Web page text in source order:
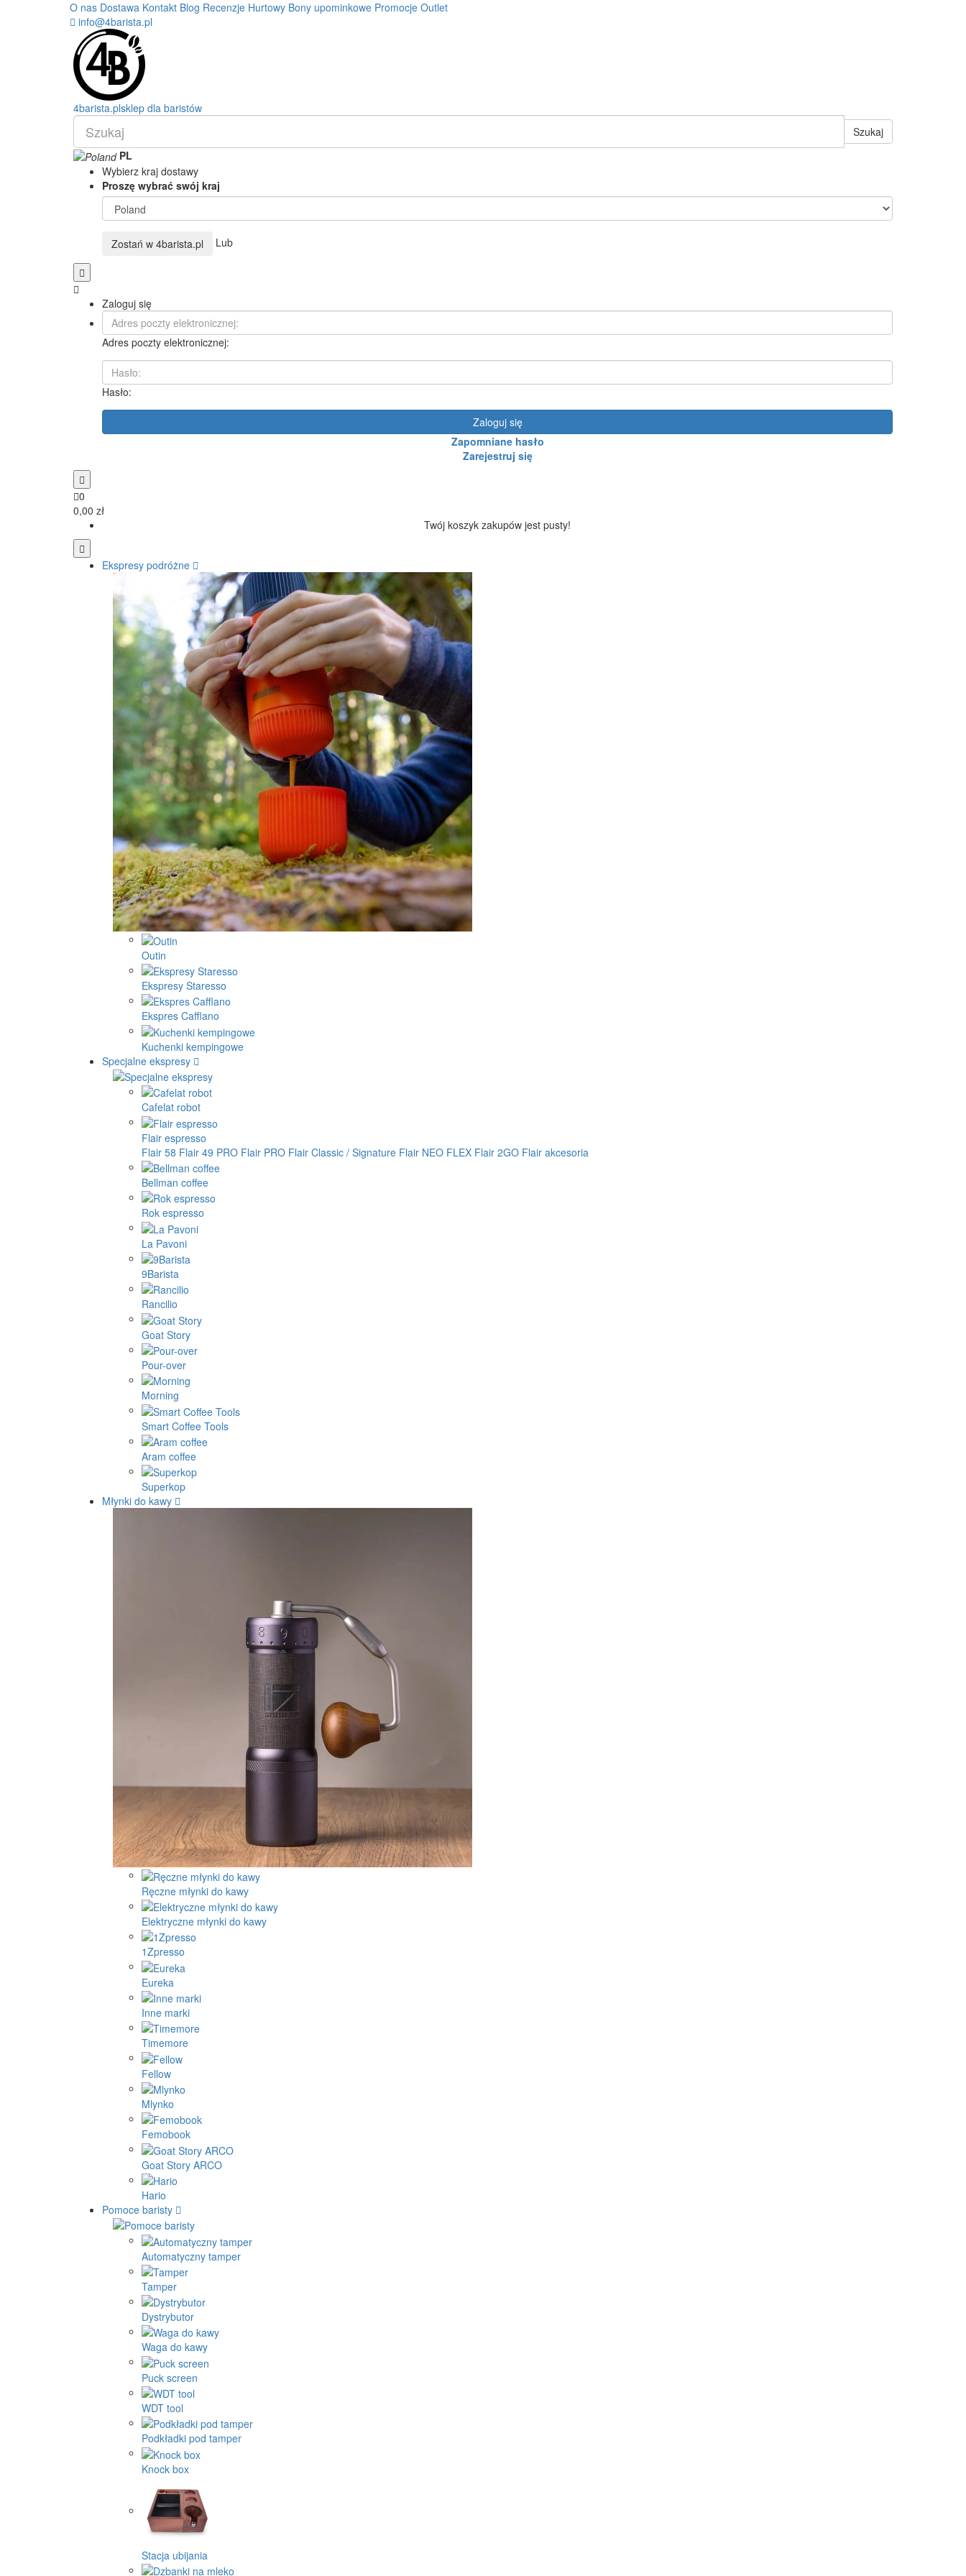
O nas Dostawa Kontakt Blog Recenzje Hurtowy Bony upominkowe Promocje Outlet
info@4barista.pl
4barista.plsklep dla baristów
Szukaj
PL
Wybierz kraj dostawy
Proszę wybrać swój kraj
Zostań w 4barista.pl Lub
Zaloguj się
Adres poczty elektronicznej:
Hasło:
Zaloguj się
Zapomniane hasło
Zarejestruj się
0
0,00 zł
Twój koszyk zakupów jest pusty!
Ekspresy podróżne
Outin
Ekspresy Staresso
Ekspres Cafflano
Kuchenki kempingowe
Specjalne ekspresy
Cafelat robot
Flair espresso
Flair 58 Flair 49 PRO Flair PRO Flair Classic / Signature Flair NEO FLEX Flair 2GO Flair akcesoria
Bellman coffee
Rok espresso
La Pavoni
9Barista
Rancilio
Goat Story
Pour-over
Morning
Smart Coffee Tools
Aram coffee
Superkop
Młynki do kawy
Ręczne młynki do kawy
Elektryczne młynki do kawy
1Zpresso
Eureka
Inne marki
Timemore
Fellow
Mlynko
Femobook
Goat Story ARCO
Hario
Pomoce baristy
Automatyczny tamper
Tamper
Dystrybutor
Waga do kawy
Puck screen
WDT tool
Podkładki pod tamper
Knock box
Stacja ubijania